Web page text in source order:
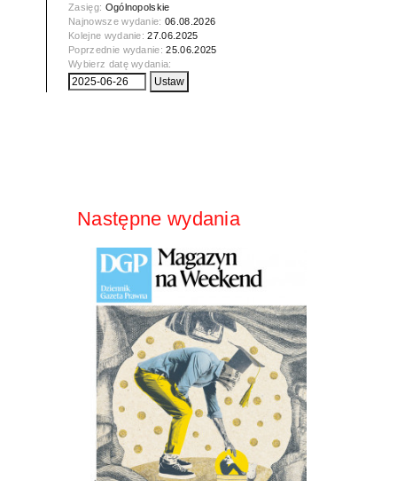
Zasięg: Ogólnopolskie
Najnowsze wydanie:06.08.2026
Kolejne wydanie:27.06.2025
Poprzednie wydanie:25.06.2025
Wybierz datę wydania:
Następne wydania